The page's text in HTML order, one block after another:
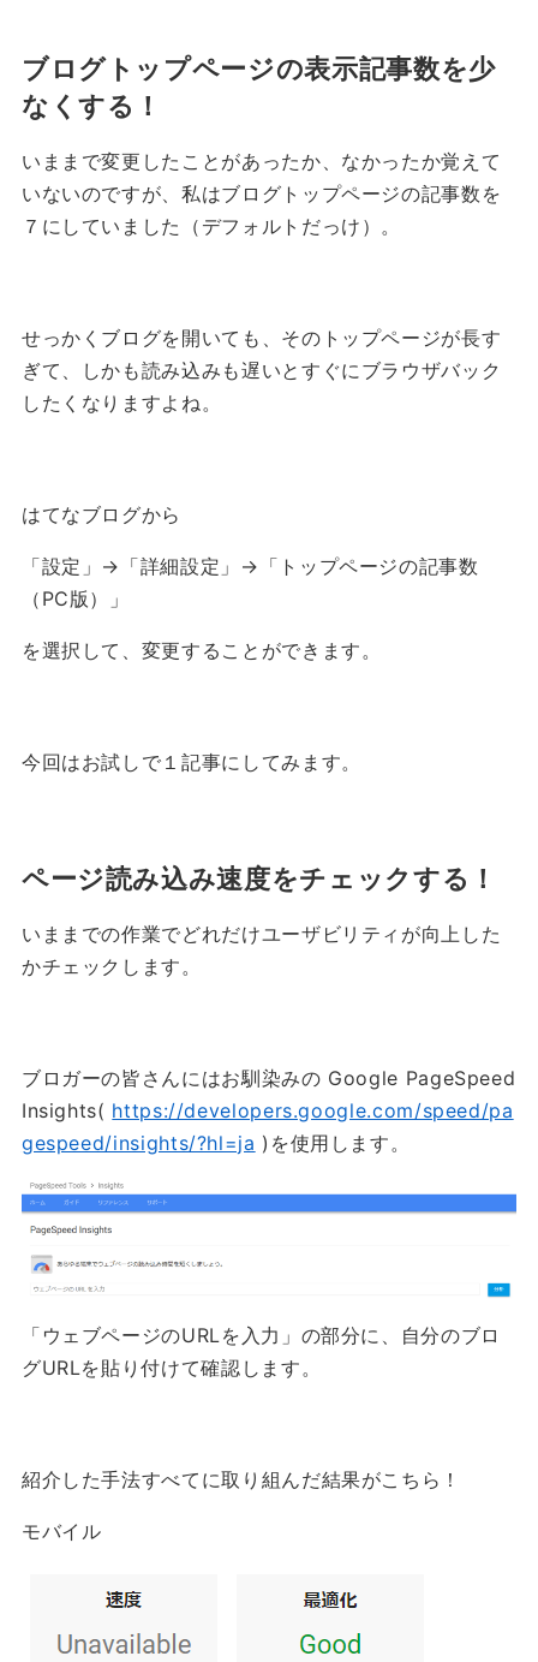
ブログトップページの表示記事数を少
なくする！
いままで変更したことがあったか、なかったか覚えて
いないのですが、私はブログトップページの記事数を
７にしていました（デフォルトだっけ）。
せっかくブログを開いても、そのトップページが長す
ぎて、しかも読み込みも遅いとすぐにブラウザバック
したくなりますよね。
はてなブログから
「設定」→「詳細設定」→「トップページの記事数
（PC版）」
を選択して、変更することができます。
今回はお試しで１記事にしてみます。
ページ読み込み速度をチェックする！
いままでの作業でどれだけユーザビリティが向上した
かチェックします。
ブロガーの皆さんにはお馴染みの Google PageSpeed
Insights( https://developers.google.com/speed/pa
gespeed/insights/?hl=ja )を使用します。
「ウェブページのURLを入力」の部分に、自分のブロ
グURLを貼り付けて確認します。
紹介した手法すべてに取り組んだ結果がこちら！
モバイル